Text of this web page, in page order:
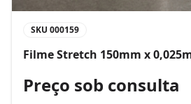
SKU 000159
Filme Stretch 150mm x
Preço sob consulta